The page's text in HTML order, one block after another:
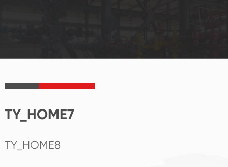
TY_HOME7
TY_HOME8